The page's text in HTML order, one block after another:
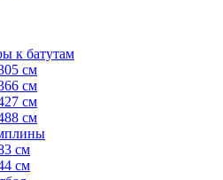
к батутам
см
см
см
см
см
см